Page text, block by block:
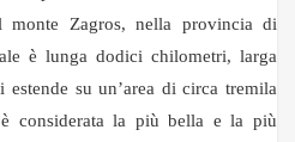
monte Zagros, nella provincia di
è lunga dodici chilometri, larga
su un’area di circa tremila
considerata la più bella e la più